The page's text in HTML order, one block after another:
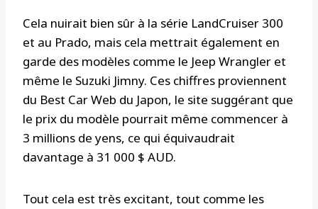
Cela nuirait bien sûr à la série LandCruiser 300
et au Prado, mais cela mettrait également en
garde des modèles comme le Jeep Wrangler et
même le Suzuki Jimny. Ces chiffres proviennent
du Best Car Web du Japon, le site suggérant que
le prix du modèle pourrait même commencer à
3 millions de yens, ce qui équivaudrait
davantage à 31 000 $ AUD.
Tout cela est très excitant, tout comme les